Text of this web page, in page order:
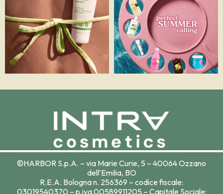
©HARBOR S.p.A. – via Marie Curie, 5 – 40064 Ozzano
dell’Emilia, BO
R.E.A. Bologna n. 256369 – codice fiscale:
03019540370 – p.iva 00589911205 – Capitale Sociale: